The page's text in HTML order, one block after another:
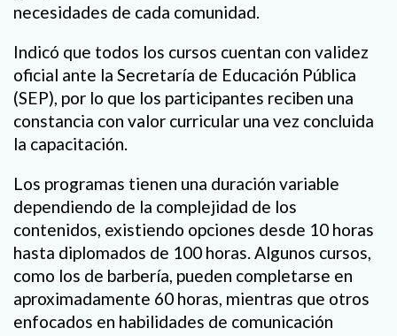
necesidades de cada comunidad.
Indicó que todos los cursos cuentan con validez
oficial ante la Secretaría de Educación Pública
(SEP), por lo que los participantes reciben una
constancia con valor curricular una vez concluida
la capacitación.
Los programas tienen una duración variable
dependiendo de la complejidad de los
contenidos, existiendo opciones desde 10 horas
hasta diplomados de 100 horas. Algunos cursos,
como los de barbería, pueden completarse en
aproximadamente 60 horas, mientras que otros
enfocados en habilidades de comunicación